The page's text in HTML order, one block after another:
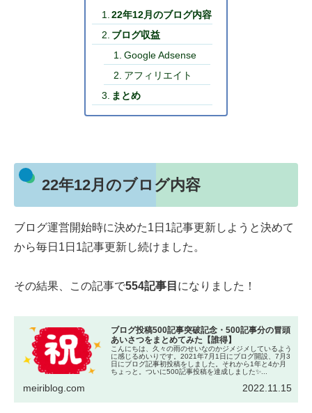
22年12月のブログ内容
ブログ収益
Google Adsense
アフィリエイト
まとめ
22年12月のブログ内容
ブログ運営開始時に決めた1日1記事更新しようと決めて
から毎日1日1記事更新し続けました。
その結果、この記事で554記事目 になりました！
ブログ投稿500記事突破記念・500記事分の冒頭
あいさつをまとめてみた【誰得】
こんにちは、久々の雨のせいなのかジメジメしているよう
に感じるめいりです。2021年7月1日にブログ開設、7月3
日にブログ記事初投稿をしました。それから1年と4か月
ちょっと。ついに500記事投稿を達成しました✨...
meiriblog.com 2022.11.15